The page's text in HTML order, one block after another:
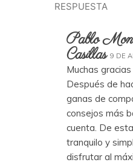
RESPUESTA
Pablo
Casillas 9 DE
Muchas
Después de
ganas de
consejos más
cuenta. De
tranquilo y
disfrutar al